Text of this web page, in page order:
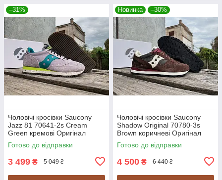
–31%
Чоловічі кросівки Saucony
Jazz 81 70641-2s Cream
Green кремові Оригінал
Готово до відправки
3 499 ₴ 5 049 ₴
Новинка –30%
Чоловічі кросівки Saucony
Shadow Original 70780-3s
Brown коричневі Оригінал
Готово до відправки
4 500 ₴ 6 440 ₴